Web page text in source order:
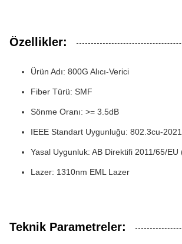
Özellikler:
Ürün Adı: 800G Alıcı-Verici
Fiber Türü: SMF
Sönme Oranı: >= 3.5dB
IEEE Standart Uygunluğu: 802.3cu-
Yasal Uygunluk: AB Direktifi 2011/65/EU
Lazer: 1310nm EML Lazer
Teknik Parametreler: